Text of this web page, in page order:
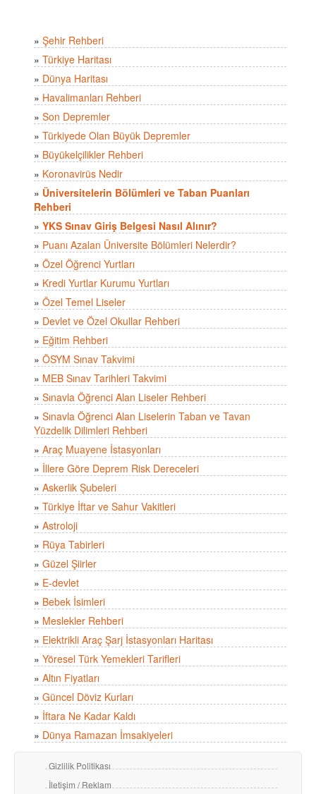
» Şehir Rehberi
» Türkiye Haritası
» Dünya Haritası
» Havalimanları Rehberi
» Son Depremler
» Türkiyede Olan Büyük Depremler
» Büyükelçilikler Rehberi
» Koronavirüs Nedir
» Üniversitelerin Bölümleri ve Taban Puanları
Rehberi
» YKS Sınav Giriş Belgesi Nasıl Alınır?
» Puanı Azalan Üniversite Bölümleri Nelerdir?
» Özel Öğrenci Yurtları
» Kredi Yurtlar Kurumu Yurtları
» Özel Temel Liseler
» Devlet ve Özel Okullar Rehberi
» Eğitim Rehberi
» ÖSYM Sınav Takvimi
» MEB Sınav Tarihleri Takvimi
» Sınavla Öğrenci Alan Liseler Rehberi
» Sınavla Öğrenci Alan Liselerin Taban ve Tavan
Yüzdelik Dilimleri Rehberi
» Araç Muayene İstasyonları
» İllere Göre Deprem Risk Dereceleri
» Askerlik Şubeleri
» Türkiye İftar ve Sahur Vakitleri
» Astroloji
» Rüya Tabirleri
» Güzel Şiirler
» E-devlet
» Bebek İsimleri
» Meslekler Rehberi
» Elektrikli Araç Şarj İstasyonları Haritası
» Yöresel Türk Yemekleri Tarifleri
» Altın Fiyatları
» Güncel Döviz Kurları
» İftara Ne Kadar Kaldı
» Dünya Ramazan İmsakiyeleri
Gizlilik Politikası
İletişim / Reklam